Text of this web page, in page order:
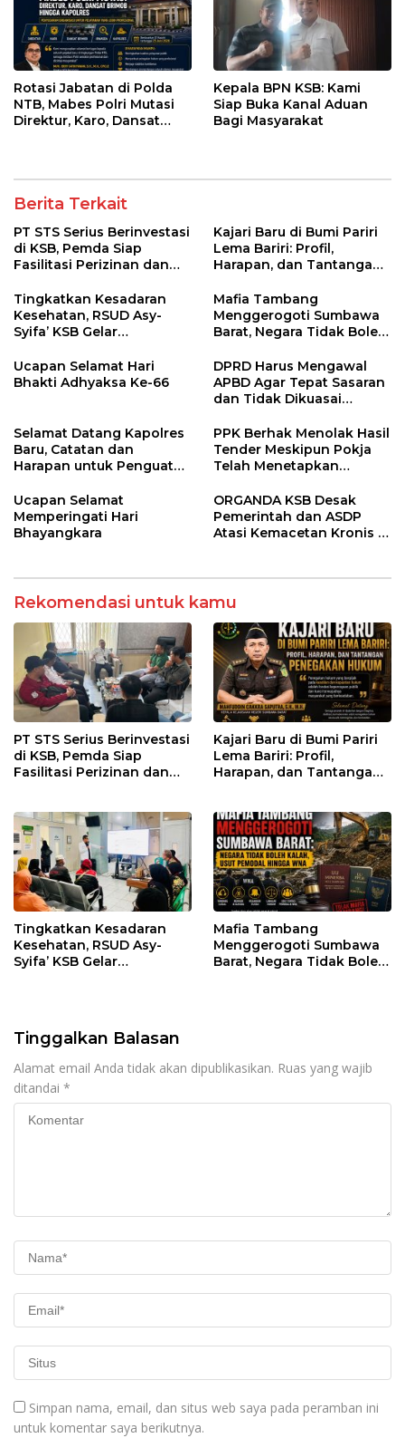
Rotasi Jabatan di Polda
NTB, Mabes Polri Mutasi
Direktur, Karo, Dansat
Kepala BPN KSB: Kami
Siap Buka Kanal Aduan
Bagi Masyarakat
Berita Terkait
PT STS Serius Berinvestasi
di KSB, Pemda Siap
Fasilitasi Perizinan dan
Regulasi
Kajari Baru di Bumi Pariri
Lema Bariri: Profil,
Harapan, dan Tantangan
Tingkatkan Kesadaran
Kesehatan, RSUD Asy-
Syifa’ KSB Gelar
Melitus pada Lansia
Mafia Tambang
Menggerogoti Sumbawa
Barat, Negara Tidak Boleh
hingga WNA
Ucapan Selamat Hari
Bhakti Adhyaksa Ke-66
DPRD Harus Mengawal
APBD Agar Tepat Sasaran
dan Tidak Dikuasai
Tertentu
Selamat Datang Kapolres
Baru, Catatan dan
Harapan untuk Penguatan
PPK Berhak Menolak Hasil
Tender Meskipun Pokja
Telah Menetapkan
Ucapan Selamat
Memperingati Hari
Bhayangkara
ORGANDA KSB Desak
Pemerintah dan ASDP
Atasi Kemacetan Kronis di
Rekomendasi untuk kamu
PT STS Serius Berinvestasi
di KSB, Pemda Siap
Fasilitasi Perizinan dan
Kajari Baru di Bumi Pariri
Lema Bariri: Profil,
Harapan, dan Tantangan
Tingkatkan Kesadaran
Kesehatan, RSUD Asy-
Syifa’ KSB Gelar
Mafia Tambang
Menggerogoti Sumbawa
Barat, Negara Tidak Boleh
Tinggalkan Balasan
Alamat email Anda tidak akan dipublikasikan. Ruas yang wajib
ditandai *
Simpan nama, email, dan situs web saya pada peramban ini
untuk komentar saya berikutnya.